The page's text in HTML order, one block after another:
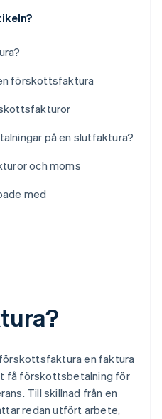
förskottsfaktura
på en slutfaktura?
och moms
med
en faktura
få förskottsbetalning för
Till skillnad från en
redan utfört arbete,